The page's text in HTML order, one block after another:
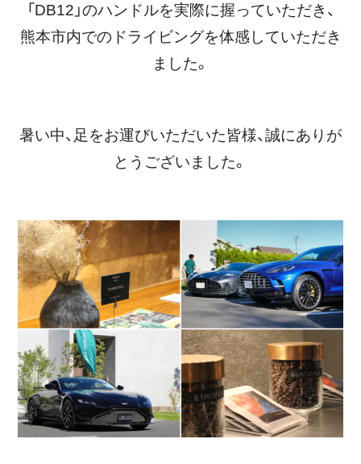
「DB12」のハンドルを実際に握っていただき、
熊本市内でのドライビングを体感していただき
ました。
暑い中、足をお運びいただいた皆様、誠にありが
とうございました。